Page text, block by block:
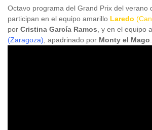
Octavo programa del Grand Prix del verano
participan en el equipo amarillo Laredo
por Cristina García Ramos , y en el equipo
(Zaragoza) , apadrinado por Monty el Mago